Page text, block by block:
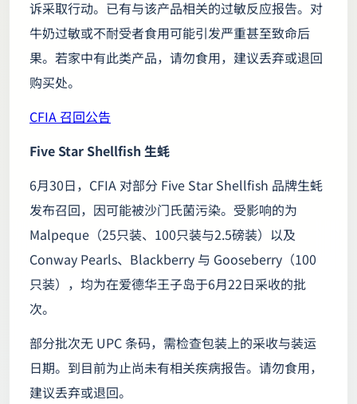
诉采取行动。已有与该产品相关的过敏反应报告。对
牛奶过敏或不耐受者食用可能引发严重甚至致命后
果。若家中有此类产品，请勿食用，建议丢弃或退回
购买处。
CFIA 召回公告
Five Star Shellfish 生蚝
6月30日，CFIA 对部分 Five Star Shellfish 品牌生蚝
发布召回，因可能被沙门氏菌污染。受影响的为
Malpeque（25只装、100只装与2.5磅装）以及
Conway Pearls、Blackberry 与 Gooseberry（100
只装），均为在爱德华王子岛于6月22日采收的批
次。
部分批次无 UPC 条码，需检查包装上的采收与装运
日期。到目前为止尚未有相关疾病报告。请勿食用，
建议丢弃或退回。